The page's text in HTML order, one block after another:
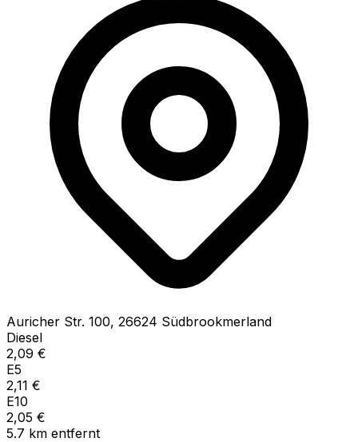
Auricher Str. 100, 26624 Südbrookmerland
Diesel
2,09 €
E5
2,11 €
E10
2,05 €
5.7 km entfernt